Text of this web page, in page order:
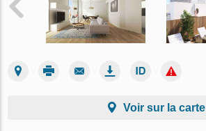
Voir sur la carte